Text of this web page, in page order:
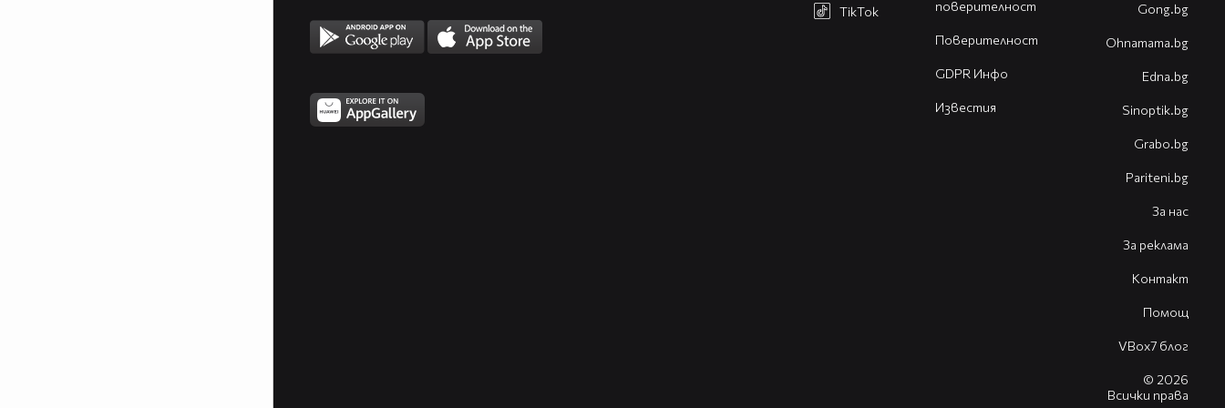
поверителност
Поверителност
GDPR Инфо
Известия
TikTok Gong.bg
Оhnamama.bg
Edna.bg
Sinoptik.bg
Grabo.bg
Pariteni.bg
За нас
За реклама
Контакт
Помощ
VBox7 блог
© 2026
Всички права